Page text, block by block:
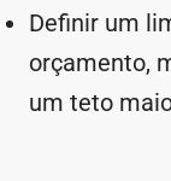
Definir um
orçamento,
um teto